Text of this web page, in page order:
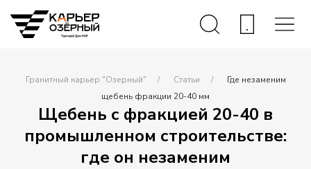
Гранитный карьер "Озерный" Статьи
Где незаменим
щебень фракции 20-40 мм
Щебень с фракцией 20-40 в
промышленном строительстве:
где он незаменим